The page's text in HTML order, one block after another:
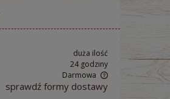
duża ilość
24 godziny
Darmowa
sprawdź formy dostawy